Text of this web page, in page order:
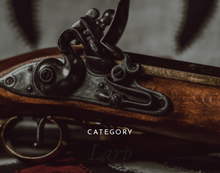
CATEGORY